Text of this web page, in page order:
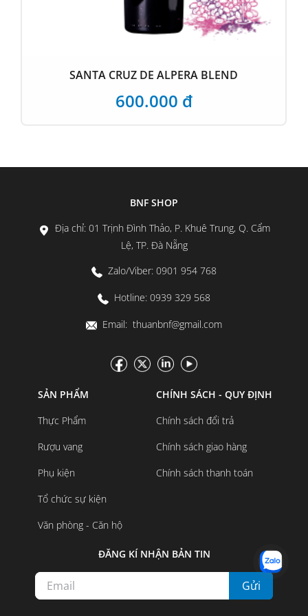
SANTA CRUZ DE ALPERA BLEND
600.000 đ
BNF SHOP
Địa chỉ: 01 Trịnh Đình Thảo, P. Khuê Trung, Q. Cẩm
Lệ, TP. Đà Nẵng
Zalo/Viber: 0901 954 768
Hotline: 0939 329 568
Email: thuanbnf@gmail.com
SẢN PHẨM
Thực Phẩm
Rượu vang
Phụ kiện
Tổ chức sự kiện
Văn phòng - Căn hộ
CHÍNH SÁCH - QUY ĐỊNH
Chính sách đổi trả
Chính sách giao hàng
Chính sách thanh toán
ĐĂNG KÍ NHẬN BẢN TIN
Gửi